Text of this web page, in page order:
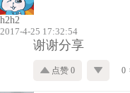
h2h2
2017-4-25 17:32:54
谢谢分享
点赞 0 0